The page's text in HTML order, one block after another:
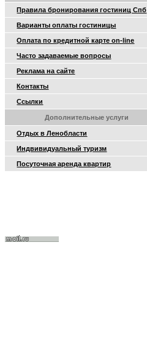
Правила бронирования гостиниц Спб
Варианты оплаты гостиницы
Оплата по кредитной карте on-line
Часто задаваемые вопросы
Реклама на сайте
Контакты
Ссылки
Дополнительные услуги
Отдых в Ленобласти
Индвивидуальный туризм
Посуточная аренда квартир